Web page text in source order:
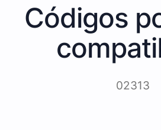
Códigos
02313